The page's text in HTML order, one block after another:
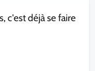
c'est déjà se faire